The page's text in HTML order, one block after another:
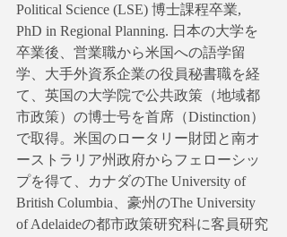
Political Science (LSE) 博士課程卒業,
PhD in Regional Planning. 日本の大学を
卒業後、営業職から米国への語学留
学、大手外資系企業の役員秘書職を経
て、英国の大学院で公共政策（地域都
市政策）の博士号を首席（Distinction）
で取得。米国のロータリー財団と南オ
ーストラリア州政府からフェローシッ
プを得て、カナダのThe University of
British Columbia、豪州のThe University
of Adelaideの都市政策研究科に客員研究